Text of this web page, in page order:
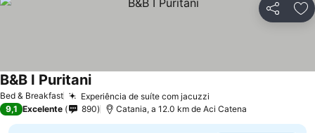
Partilhar
Bed & Breakfast Experiência de suíte com jacuzzi
B&B I Puritani
9,1 Excelente 890 Catania, a 12.0 km de Aci Catena